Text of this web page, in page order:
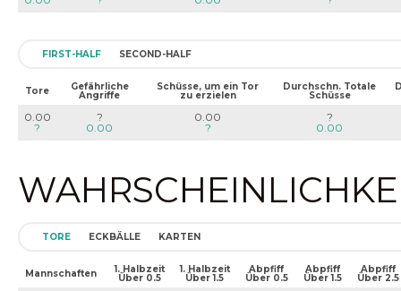
FIRST-HALF SECOND-HALF
Tore Gefährliche
Angriffe
Schüsse, um ein Tor
zu erzielen
Durchschn. Totale
Schüsse
0.00
?
?
0.00
0.00
?
?
0.00
TORE ECKBÄLLE KARTEN
Mannschaften 1. Halbzeit
Über 0.5
1. Halbzeit
Über 1.5
Abpfiff
Über 0.5
Abpfiff
Über 1.5
Abpfiff
Über 2.5